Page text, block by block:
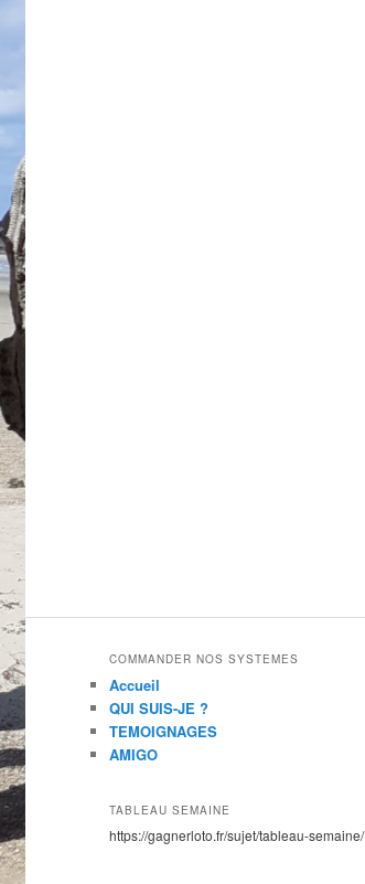
COMMANDER NOS SYSTEMES
Accueil
QUI SUIS-JE ?
TEMOIGNAGES
AMIGO
TABLEAU SEMAINE
https://gagnerloto.fr/sujet/tableau-semaine/